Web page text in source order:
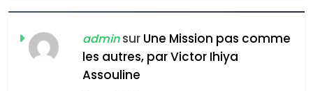
FIÈRE, DIGNE ET RÉSILIENTE :
POURQUOI JE REVENDIQUE
MA JUDAÏTE par Thérèse
Zrihen-Dvir
ISRAÉL JUDAISME
adminsur Une Mission pas comme
les autres, par Victor Ihiya
Assouline